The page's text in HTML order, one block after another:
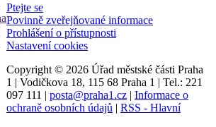
Ptejte se
Povinně zveřejňované informace
Prohlášení o přístupnosti
Nastavení cookies
Copyright © 2026 Úřad městské části Praha
1 | Vodičkova 18, 115 68 Praha 1 | Tel.: 221
097 111 | posta@praha1.cz | Informace o
ochraně osobních údajů | RSS - Hlavní